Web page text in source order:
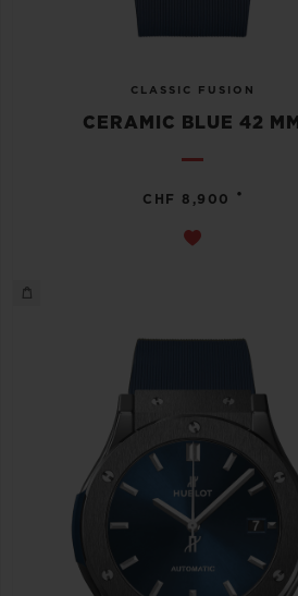
CLASSIC FUSION
CERAMIC BLUE 42 MM
CHF 8,900 •